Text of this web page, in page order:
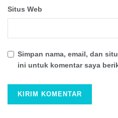
Situs Web
Simpan nama, email, dan
ini untuk komentar saya